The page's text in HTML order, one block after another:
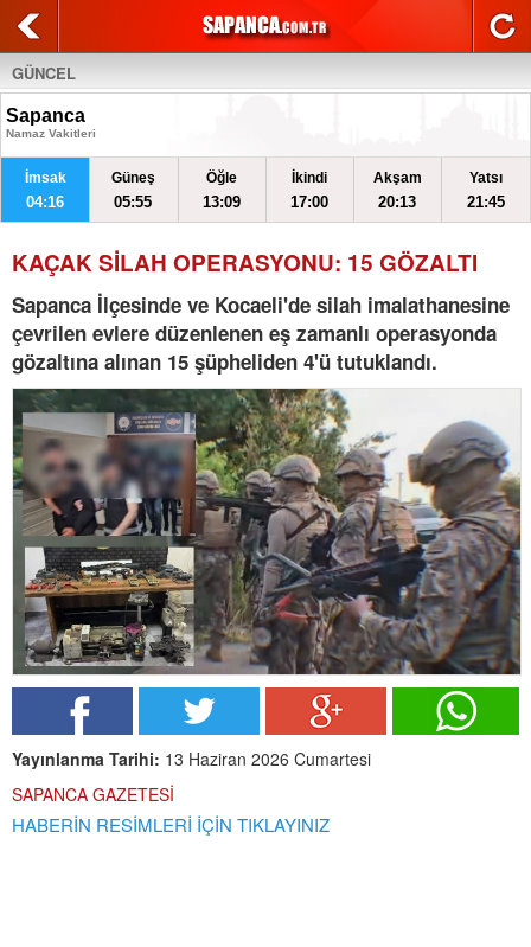
GÜNCEL
Sapanca
Namaz Vakitleri
İmsak
04:16
Güneş
05:55
Öğle
13:09
İkindi
17:00
Akşam
20:13
Yatsı
21:45
KAÇAK SİLAH OPERASYONU: 15 GÖZALTI
Sapanca İlçesinde ve Kocaeli'de silah imalathanesine
çevrilen evlere düzenlenen eş zamanlı operasyonda
gözaltına alınan 15 şüpheliden 4'ü tutuklandı.
Yayınlanma Tarihi: 13 Haziran 2026 Cumartesi
SAPANCA GAZETESİ
HABERİN RESİMLERİ İÇİN TIKLAYINIZ